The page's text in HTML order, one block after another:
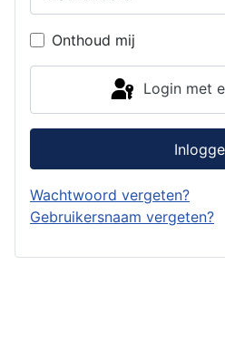
Onthoud mij
Login met
Wachtwoord vergeten?
Gebruikersnaam vergeten?